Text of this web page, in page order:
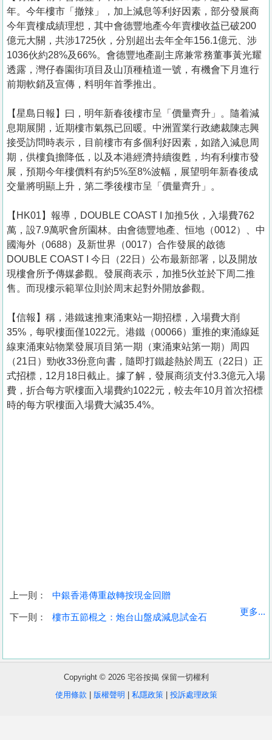
收
盤
年。今年樓市「撤辣」，加上減息等利好因素，部分發展商
今年賣樓成績理想，其中會德豐地產今年賣樓收益已破200
億元大關，共涉1725伙，分別超出去年全年156.1億元、涉
1036伙約28%及66%。會德豐地產副主席兼常務董事黃光耀
透露，灣仔春園街項目及山頂種植道一號，有機會下月進行
前期軟銷及宣傳，料明年首季推出。
【星島日報】曰，明年新春後樓市呈「價量齊升」。隨着減
息期展開，近期樓市氣氛已回暖。中洲置業行政總裁陳志興
接受訪問時表示，目前樓市有多個利好因素，如踏入減息周
期，供樓負擔降低，以及本港經濟持續復甦，均有利樓市發
展，預期今年樓價料有約5%至8%波幅，展望明年新春後成
交量將明顯上升，第二季後樓市呈「價量齊升」。
【HK01】報導，DOUBLE COAST I 加推5伙，入場費762
萬，設7.9萬呎會所園林。由會德豐地產、恒地（0012）、中
國海外（0688）及新世界（0017）合作發展的啟德
DOUBLE COAST I 今日（22日）公布最新部署，以及開放
現樓會所予傳媒參觀。發展商表示，加推5伙並於下周二推
售。而現樓示範單位則於周末起對外開放參觀。
【信報】稱，港鐵速推東涌東站一期招標，入場費大削
35%，每呎樓面僅1022元。港鐵（00066）重推的東涌線延
線東涌東站物業發展項目第一期（東涌東站第一期）周四
（21日）勁收33份意向書，隨即打鐵趁熱於周五（22日）正
式招標，12月18日截止。據了解，發展商須支付3.3億元入場
費，折合每方呎樓面入場費約1022元，較去年10月首次招標
時的每方呎樓面入場費大減35.4%。
上一則： 中銀香港傳重啟轉按現金回贈
下一則： 樓市五節棍之：炮台山盤成減息試金石
更多...
Copyright © 2026 宅谷按揭 保留一切權利
使用條款
版權聲明 私隱政策| 投訴處理政策